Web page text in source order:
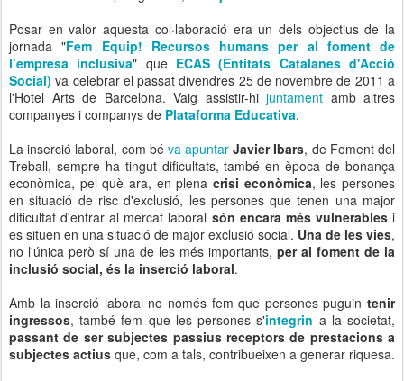
Posar en valor aquesta col·laboració era un dels objectius de la
jornada "Fem Equip! Recursos humans per al foment de
l’empresa inclusiva" que ECAS (Entitats Catalanes d'Acció
Social) va celebrar el passat divendres 25 de novembre de 2011 a
l'Hotel Arts de Barcelona. Vaig assistir-hi juntament amb altres
companyes i companys de Plataforma Educativa.
La inserció laboral, com bé va apuntar Javier Ibars, de Foment del
Treball, sempre ha tingut dificultats, també en època de bonança
econòmica, pel què ara, en plena crisi econòmica, les persones
en situació de risc d'exclusió, les persones que tenen una major
dificultat d'entrar al mercat laboral són encara més vulnerablesi
es situen en una situació de major exclusió social. Una de les vies,
no l'única però sí una de les més importants, per al foment de la
inclusió social, és la inserció laboral.
Amb la inserció laboral no només fem que persones puguin tenir
ingressos, també fem que les persones s'integrin a la societat,
passant de ser subjectes passius receptors de prestacions a
subjectes actius que, com a tals, contribueixen a generar riquesa.